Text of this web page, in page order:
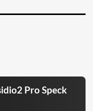
Pro Speck